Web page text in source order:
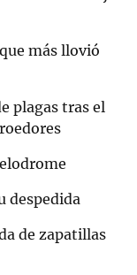
más llovió
plagas tras el
despedida
de zapatillas